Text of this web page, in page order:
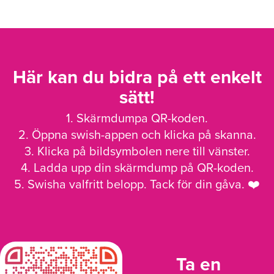
Här kan du bidra på ett enkelt
sätt!
1. Skärmdumpa QR-koden.
2. Öppna swish-appen och klicka på skanna.
3. Klicka på bildsymbolen nere till vänster.
4. Ladda upp din skärmdump på QR-koden.
5. Swisha valfritt belopp. Tack för din gåva. ❤️
Ta en